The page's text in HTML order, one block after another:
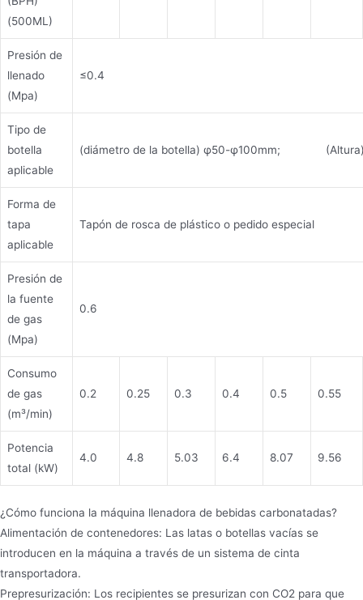
(500ML)
Presión de
llenado
(Mpa)
≤0.4
Tipo de
botella
aplicable
(diámetro de la botella) φ50-φ100mm; (Altura)
Forma de
tapa
aplicable
Tapón de rosca de plástico o pedido especial
Presión de
la fuente
de gas
(Mpa)
0.6
Consumo
de gas
(m³/min)
0.2 0.25 0.3 0.4 0.5 0.55
Potencia
total (kW)
4.0 4.8 5.03 6.4 8.07 9.56
¿Cómo funciona la máquina llenadora de bebidas carbonatadas?
Alimentación de contenedores: Las latas o botellas vacías se
introducen en la máquina a través de un sistema de cinta
transportadora.
Prepresurización: Los recipientes se presurizan con CO2 para que